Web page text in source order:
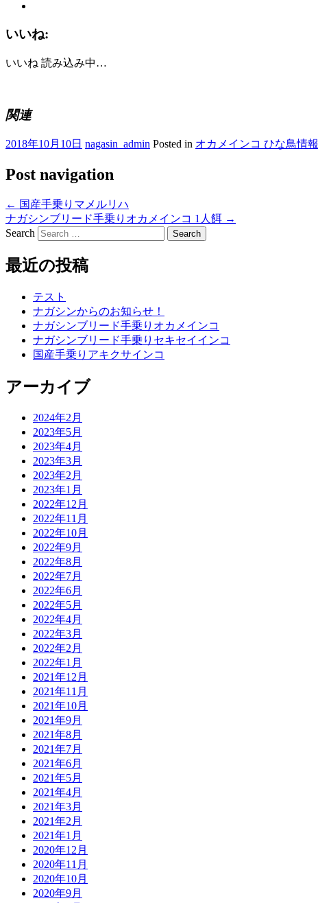
いいね:
いいね 読み込み中…
関連
2018年10月10日 nagasin_admin Posted in オカメインコ ひな鳥情報
Post navigation
← 国産手乗りマメルリハ
ナガシンブリード手乗りオカメインコ 1人餌 →
Search
最近の投稿
テスト
ナガシンからのお知らせ！
ナガシンブリード手乗りオカメインコ
ナガシンブリード手乗りセキセイインコ
国産手乗りアキクサインコ
アーカイブ
2024年2月
2023年5月
2023年4月
2023年3月
2023年2月
2023年1月
2022年12月
2022年11月
2022年10月
2022年9月
2022年8月
2022年7月
2022年6月
2022年5月
2022年4月
2022年3月
2022年2月
2022年1月
2021年12月
2021年11月
2021年10月
2021年9月
2021年8月
2021年7月
2021年6月
2021年5月
2021年4月
2021年3月
2021年2月
2021年1月
2020年12月
2020年11月
2020年10月
2020年9月